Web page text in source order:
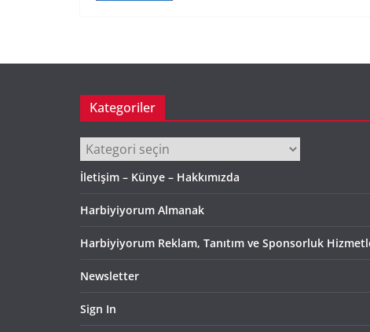
Kategoriler
Kategoriler
İletişim – Künye – Hakkımızda
Harbiyiyorum Almanak
Harbiyiyorum Reklam, Tanıtım ve Sponsorluk
Newsletter
Sign In